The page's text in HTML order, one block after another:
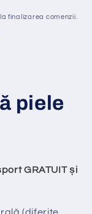
finalizarea comenzii.
ă piele
GRATUIT și